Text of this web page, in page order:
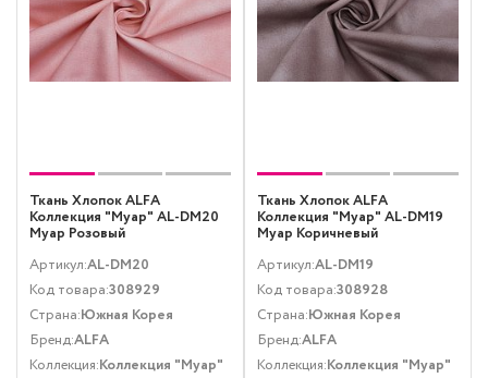
Ткань Хлопок ALFA
Коллекция "Муар" AL-DM20
Муар Розовый
Артикул:AL-DM20
Код товара:308929
Страна:Южная Корея
Бренд:ALFA
Коллекция:Коллекция "Муар"
Ткань Хлопок ALFA
Коллекция "Муар" AL-DM19
Муар Коричневый
Артикул:AL-DM19
Код товара:308928
Страна:Южная Корея
Бренд:ALFA
Коллекция:Коллекция "Муар"